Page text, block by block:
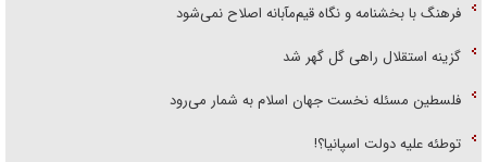
فرهنگ با بخشنامه و نگاه قیم‌مآبانه اصلاح نمی‌شود
گزینه استقلال راهی گل گهر شد
فلسطین مسئله نخست جهان اسلام به شمار می‌رود
توطئه علیه دولت اسپانیا؟!